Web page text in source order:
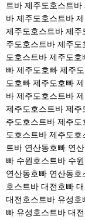
트바 제주도호스트바
바 제주도호스트바
제주도호스트바 제주
주도호스트바 제주도
도호스트바 제주도호
빠 제주도호빠 제주
도호빠 제주도호빠
바 제주도호스트바
제주도호스트바 제주
주도호스트바 제주도
도호스트바 제주도호
트바 연산동호빠 연
빠 수원호스트바 수
연산동호빠 연산동호
호스트바 대전호빠
대전호스트바 유성호
빠 유성호스트바 대